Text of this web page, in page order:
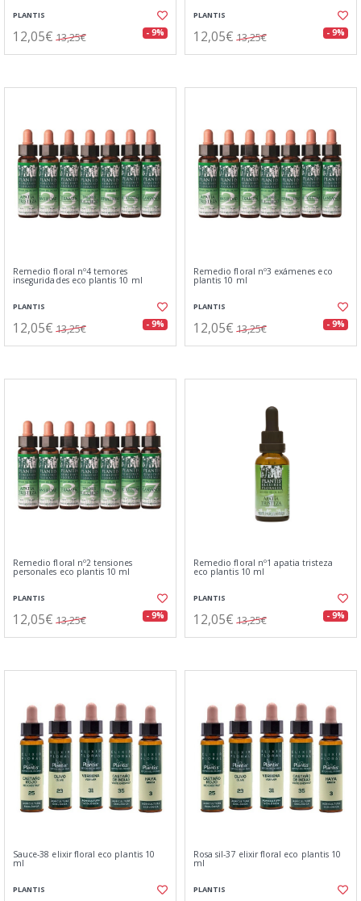
PLANTIS
12,05€ 13,25€ - 9%
PLANTIS
12,05€ 13,25€ - 9%
Remedio floral nº4 temores
inseguridades eco plantis 10 ml
PLANTIS
12,05€ 13,25€ - 9%
Remedio floral nº3 exámenes eco
plantis 10 ml
PLANTIS
12,05€ 13,25€ - 9%
Remedio floral nº2 tensiones
personales eco plantis 10 ml
PLANTIS
12,05€ 13,25€ - 9%
Remedio floral nº1 apatia tristeza
eco plantis 10 ml
PLANTIS
12,05€ 13,25€ - 9%
Sauce-38 elixir floral eco plantis 10
ml
PLANTIS
Rosa sil-37 elixir floral eco plantis 10
ml
PLANTIS